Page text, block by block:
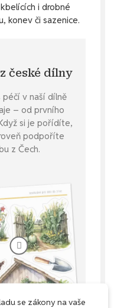
i drobné
konev či sazenice.
české dílny
péčí v naší dílně
– od prvního
si je pořídíte,
podpoříte
z Čech.
se zákony na vaše